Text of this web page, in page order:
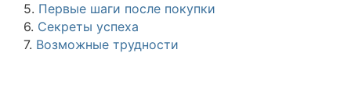
5. Первые шаги после покупки
6. Секреты успеха
7. Возможные трудности